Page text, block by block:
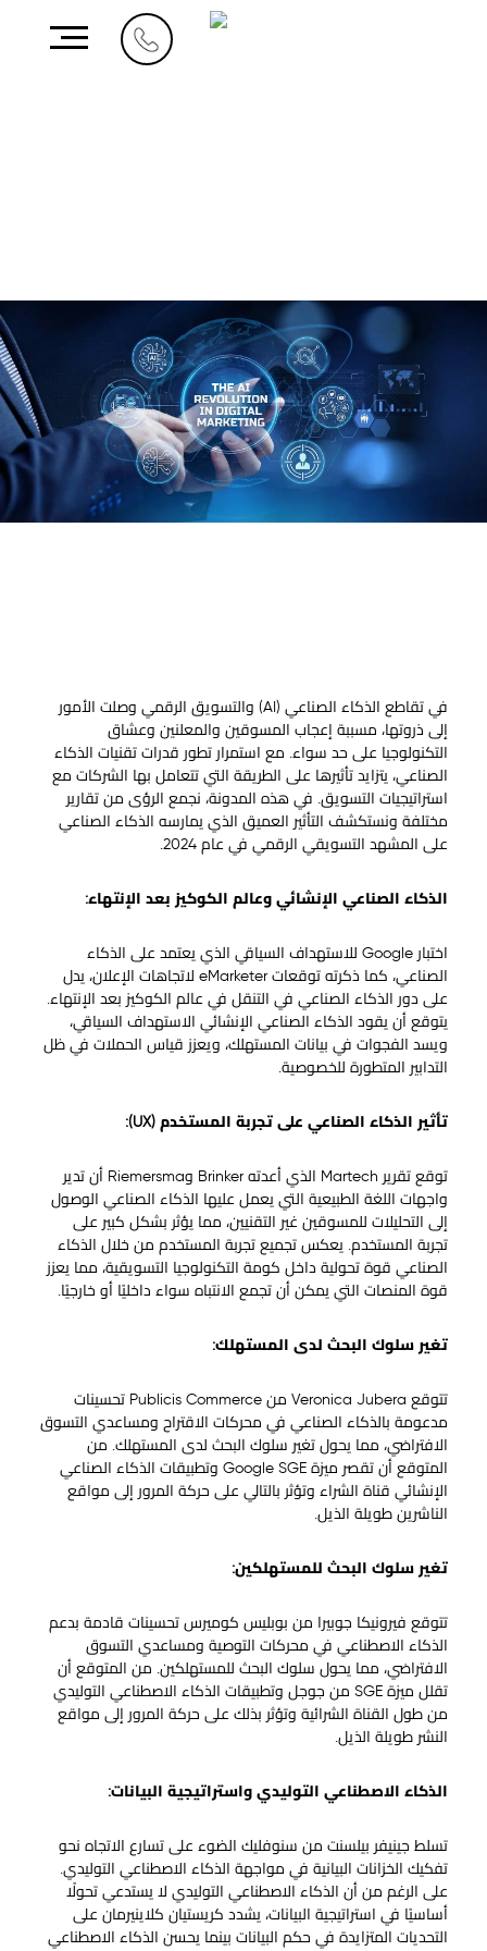
اتصل بنا
المملكة العربية
السعودية
الإمارات العربية المتحدة
3401، أبراج لطيفة
شارع الشيخ زايد
دبي
في تقاطع الذكاء الصناعي (AI) والتسويق الرقمي وصلت الأمور
إلى ذروتها، مسببة إعجاب المسوقين والمعلنين وعشاق
التكنولوجيا على حد سواء. مع استمرار تطور قدرات تقنيات الذكاء
الصناعي، يتزايد تأثيرها على الطريقة التي تتعامل بها الشركات مع
استراتيجيات التسويق. في هذه المدونة، نجمع الرؤى من تقارير
مختلفة ونستكشف التأثير العميق الذي يمارسه الذكاء الصناعي
على المشهد التسويقي الرقمي في عام 2024.
الذكاء الصناعي الإنشائي وعالم الكوكيز بعد الإنتهاء:
اختبار Google للاستهداف السياقي الذي يعتمد على الذكاء
الصناعي، كما ذكرته توقعات eMarketer لاتجاهات الإعلان، يدل
على دور الذكاء الصناعي في التنقل في عالم الكوكيز بعد الإنتهاء.
يتوقع أن يقود الذكاء الصناعي الإنشائي الاستهداف السياقي،
ويسد الفجوات في بيانات المستهلك، ويعزز قياس الحملات في ظل
التدابير المتطورة للخصوصية.
تأثير الذكاء الصناعي على تجربة المستخدم (UX):
توقع تقرير Martech الذي أعدته Brinker وRiemersma أن تدير
واجهات اللغة الطبيعية التي يعمل عليها الذكاء الصناعي الوصول
إلى التحليلات للمسوقين غير التقنيين، مما يؤثر بشكل كبير على
تجربة المستخدم. يعكس تجميع تجربة المستخدم من خلال الذكاء
الصناعي قوة تحولية داخل كومة التكنولوجيا التسويقية، مما يعزز
قوة المنصات التي يمكن أن تجمع الانتباه سواء داخليًا أو خارجيًا.
تغير سلوك البحث لدى المستهلك:
تتوقع Veronica Jubera من Publicis Commerce تحسينات
مدعومة بالذكاء الصناعي في محركات الاقتراح ومساعدي التسوق
الافتراضي، مما يحول تغير سلوك البحث لدى المستهلك. من
المتوقع أن تقصر ميزة Google SGE وتطبيقات الذكاء الصناعي
الإنشائي قناة الشراء وتؤثر بالتالي على حركة المرور إلى مواقع
الناشرين طويلة الذيل.
تغير سلوك البحث للمستهلكين:
تتوقع فيرونيكا جوبيرا من بوبليس كوميرس تحسينات قادمة بدعم
الذكاء الاصطناعي في محركات التوصية ومساعدي التسوق
الافتراضي، مما يحول سلوك البحث للمستهلكين. من المتوقع أن
تقلل ميزة SGE من جوجل وتطبيقات الذكاء الاصطناعي التوليدي
من طول القناة الشرائية وتؤثر بذلك على حركة المرور إلى مواقع
النشر طويلة الذيل.
الذكاء الاصطناعي التوليدي واستراتيجية البيانات:
تسلط جينيفر بيلسنت من سنوفليك الضوء على تسارع الاتجاه نحو
تفكيك الخزانات البيانية في مواجهة الذكاء الاصطناعي التوليدي.
على الرغم من أن الذكاء الاصطناعي التوليدي لا يستدعي تحولًا
أساسيًا في استراتيجية البيانات، يشدد كريستيان كلاينيرمان على
التحديات المتزايدة في حكم البيانات بينما يحسن الذكاء الاصطناعي